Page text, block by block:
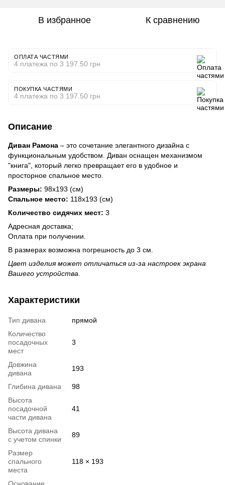
В избранное К сравнению
ОПЛАТА ЧАСТЯМИ
4 платежа по 3 197.50 грн
ПОКУПКА ЧАСТЯМИ
4 платежа по 3 197.50 грн
Описание
Диван Рамона – это сочетание элегантного дизайна с
функциональным удобством. Диван оснащен механизмом
"книга", который легко превращает его в удобное и
просторное спальное место.
Размеры: 98х193 (см)
Спальное место: 118х193 (см)
Количество сидячих мест: 3
Адресная доставка;
Оплата при получении.
В размерах возможна погрешность до 3 см.
Цвет изделия может отличаться из-за настроек экрана
Вашего устройства.
Характеристики
Тип дивана
прямой
Количество
посадочных
мест
3
Довжина
дивана
193
Глибина дивана
98
Высота
посадочной
части дивана
41
Высота дивана
с учетом спинки
89
Размер
спального
места
118 × 193